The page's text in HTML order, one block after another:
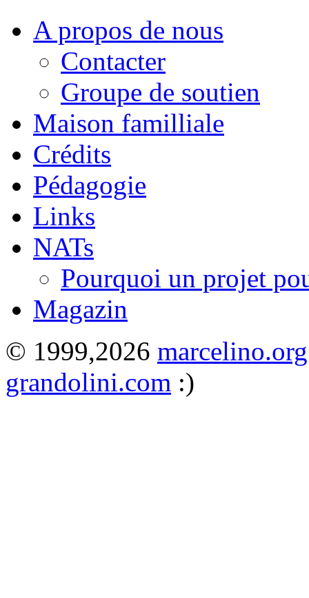
A propos de nous
Contacter
Groupe de soutien
Maison familliale
Crédits
Pédagogie
Links
NATs
Pourquoi un projet
Magazin
© 1999,2026 marcelino.org
grandolini.com :)